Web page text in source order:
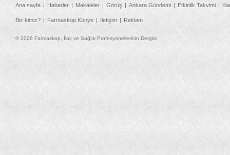
Ana sayfa Haberler Makaleler Görüş Ankara Gündemi Etkinlik Takvimi
Biz kimiz? Farmaskop Künye İletişim Reklam
© 2026 Farmaskop, İlaç ve Sağlık Profesyonellerinin Dergisi